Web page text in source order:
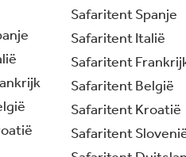
Safaritent Spanje
Safaritent Italië
Safaritent
Safaritent België
Safaritent Kroatië
Safaritent